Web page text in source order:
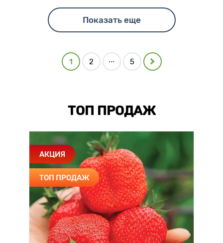
Показать еще
1 2 ... 5
ТОП ПРОДАЖ
АКЦИЯ
ТОП ПРОДАЖ